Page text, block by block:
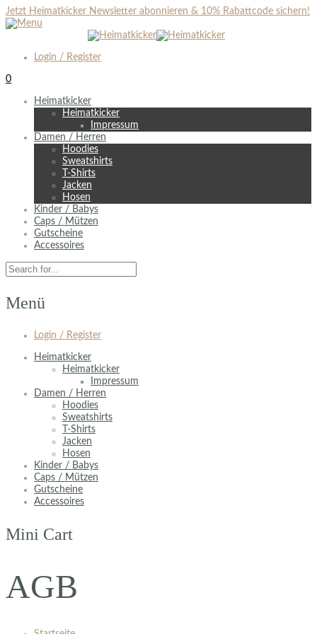
Jetzt Heimatkicker Newsletter abonnieren & 10% Rabattcode sichern!
Login / Register
0
Heimatkicker
Heimatkicker
Impressum
Damen / Herren
Hoodies
Sweatshirts
T-Shirts
Jacken
Hosen
Kinder / Babys
Caps / Mützen
Gutscheine
Accessoires
Menü
Login / Register
Heimatkicker
Heimatkicker
Impressum
Damen / Herren
Hoodies
Sweatshirts
T-Shirts
Jacken
Hosen
Kinder / Babys
Caps / Mützen
Gutscheine
Accessoires
Mini Cart
AGB